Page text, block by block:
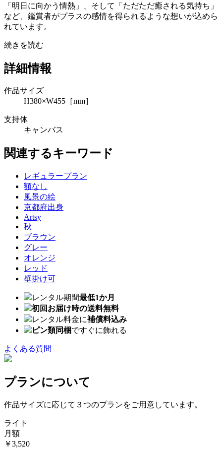
「明日に向かう情熱」、そして「ただただ癒される気持ち」
など、鑑賞者がプラスの感情を得られるような想いが込めら
れています。
続きを読む
詳細情報
作品サイズ
H380×W455［mm］
支持体
キャンバス
関連するキーワード
レギュラープラン
額なし
風景の絵
京都府出身
Artsy
秋
ブラウン
グレー
オレンジ
レッド
壁掛け可
レンタル期間最低1か月
初回お届け時の送料無料
レンタル料金に補償料込み
ピン類同梱ですぐに飾れる
よくある質問
プランについて
作品サイズに応じて３つのプランをご用意しています。
ライト
月額
￥3,520